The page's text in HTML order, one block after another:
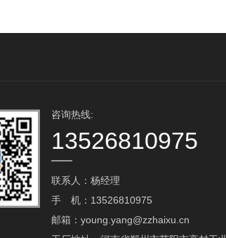
咨询热线:
13526810975
联系人：杨经理
手 机：13526810975
邮箱：young.yang@zzhaixu.cn